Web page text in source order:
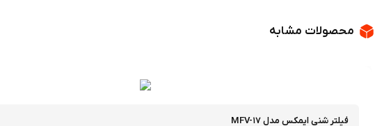
محصولات مشابه
فیلتر شنی ایمکس مدل MFV-۱۷